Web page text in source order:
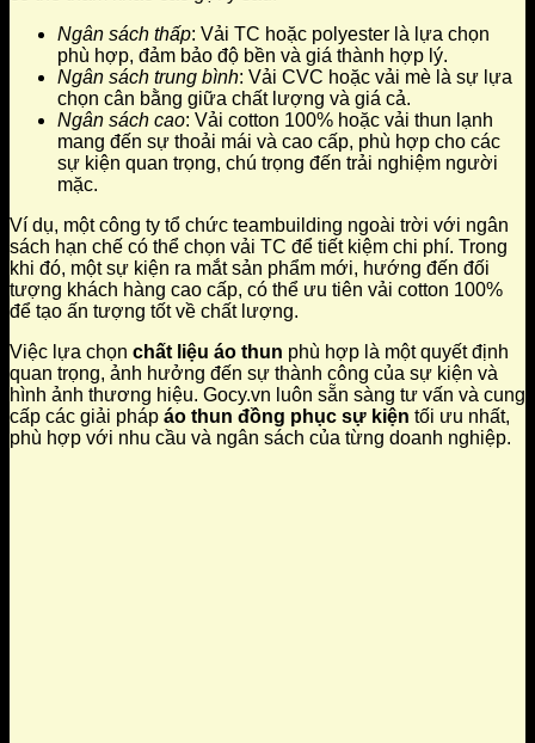
Ngân sách thấp: Vải TC hoặc polyester là lựa chọn
phù hợp, đảm bảo độ bền và giá thành hợp lý.
Ngân sách trung bình: Vải CVC hoặc vải mè là sự lựa
chọn cân bằng giữa chất lượng và giá cả.
Ngân sách cao: Vải cotton 100% hoặc vải thun lạnh
mang đến sự thoải mái và cao cấp, phù hợp cho các
sự kiện quan trọng, chú trọng đến trải nghiệm người
mặc.
Ví dụ, một công ty tổ chức teambuilding ngoài trời với ngân
sách hạn chế có thể chọn vải TC để tiết kiệm chi phí. Trong
khi đó, một sự kiện ra mắt sản phẩm mới, hướng đến đối
tượng khách hàng cao cấp, có thể ưu tiên vải cotton 100%
để tạo ấn tượng tốt về chất lượng.
Việc lựa chọn chất liệu áo thun phù hợp là một quyết định
quan trọng, ảnh hưởng đến sự thành công của sự kiện và
hình ảnh thương hiệu. Gocy.vn luôn sẵn sàng tư vấn và cung
cấp các giải pháp áo thun đồng phục sự kiện tối ưu nhất,
phù hợp với nhu cầu và ngân sách của từng doanh nghiệp.